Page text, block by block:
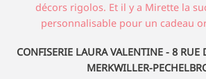
décors rigolos. Et il y a Mirette la
personnalisable pour un cadeau
CONFISERIE LAURA VALENTINE - 8
MERKWILLER-